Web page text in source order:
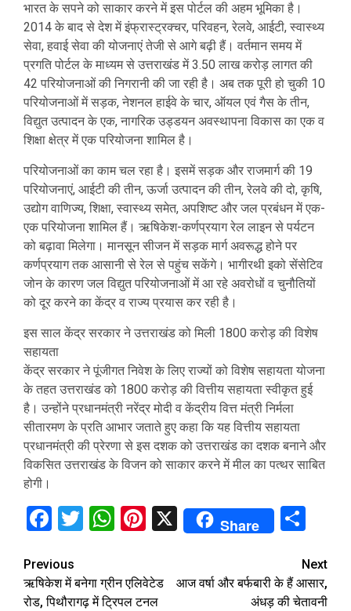
भारत के सपने को साकार करने में इस पोर्टल की अहम भूमिका है।
2014 के बाद से देश में इंफ्रास्ट्रक्चर, परिवहन, रेलवे, आईटी, स्वास्थ्य
सेवा, हवाई सेवा की योजनाएं तेजी से आगे बढ़ी हैं। वर्तमान समय में
प्रगति पोर्टल के माध्यम से उत्तराखंड में 3.50 लाख करोड़ लागत की
42 परियोजनाओं की निगरानी की जा रही है। अब तक पूरी हो चुकी 10
परियोजनाओं में सड़क, नेशनल हाईवे के चार, ऑयल एवं गैस के तीन,
विद्युत उत्पादन के एक, नागरिक उड्डयन अवस्थापना विकास का एक व
शिक्षा क्षेत्र में एक परियोजना शामिल है।
परियोजनाओं का काम चल रहा है। इसमें सड़क और राजमार्ग की 19
परियोजनाएं, आईटी की तीन, ऊर्जा उत्पादन की तीन, रेलवे की दो, कृषि,
उद्योग वाणिज्य, शिक्षा, स्वास्थ्य समेत, अपशिष्ट और जल प्रबंधन में एक-
एक परियोजना शामिल हैं। ऋषिकेश-कर्णप्रयाग रेल लाइन से पर्यटन
को बढ़ावा मिलेगा। मानसून सीजन में सड़क मार्ग अवरूद्ध होने पर
कर्णप्रयाग तक आसानी से रेल से पहुंच सकेंगे। भागीरथी इको सेंसेटिव
जोन के कारण जल विद्युत परियोजनाओं में आ रहे अवरोधों व चुनौतियों
को दूर करने का केंद्र व राज्य प्रयास कर रही है।
इस साल केंद्र सरकार ने उत्तराखंड को मिली 1800 करोड़ की विशेष
सहायता
केंद्र सरकार ने पूंजीगत निवेश के लिए राज्यों को विशेष सहायता योजना
के तहत उत्तराखंड को 1800 करोड़ की वित्तीय सहायता स्वीकृत हुई
है। उन्होंने प्रधानमंत्री नरेंद्र मोदी व केंद्रीय वित्त मंत्री निर्मला
सीतारमण के प्रति आभार जताते हुए कहा कि यह वित्तीय सहायता
प्रधानमंत्री की प्रेरणा से इस दशक को उत्तराखंड का दशक बनाने और
विकसित उत्तराखंड के विजन को साकार करने में मील का पत्थर साबित
होगी।
Facebook
Twitter
WhatsApp
Pinterest
X Share
Continue
Reading
Previous
ऋषिकेश में बनेगा ग्रीन एलिवेटेड
रोड, पिथौरागढ़ में ट्रिपल टनल
Next
आज वर्षा और बर्फबारी के हैं आसार,
अंधड़ की चेतावनी